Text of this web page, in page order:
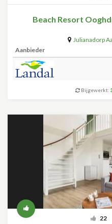
Beach Resort
Julianadorp
Aanbieder
Bijgewerkt:
22